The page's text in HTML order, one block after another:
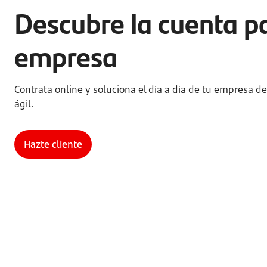
Descubre la cuenta
empresa
Contrata online y soluciona el día a día de tu empresa
ágil.
Hazte cliente